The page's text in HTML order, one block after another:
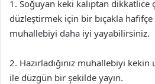
1. Soğuyan keki kalıptan dikkatlice
düzleştirmek için bir bıçakla
muhallebiyi daha iyi yayabilirsiniz.
2. Hazırladığınız muhallebiyi
ile düzgün bir şekilde yayın.